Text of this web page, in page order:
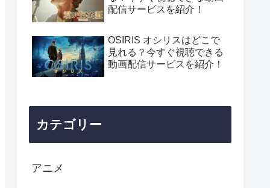
配信サービスを紹介！
OSIRIS オシリスはどこで
見れる？今すぐ視聴できる
動画配信サービスを紹介！
カテゴリー
アニメ